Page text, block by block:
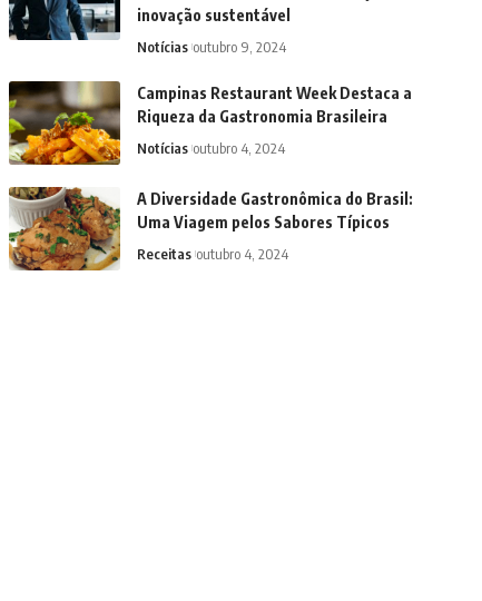
inovação sustentável
Notícias outubro 9, 2024
Campinas Restaurant Week Destaca a
Riqueza da Gastronomia Brasileira
Notícias outubro 4, 2024
A Diversidade Gastronômica do Brasil:
Uma Viagem pelos Sabores Típicos
Receitas outubro 4, 2024